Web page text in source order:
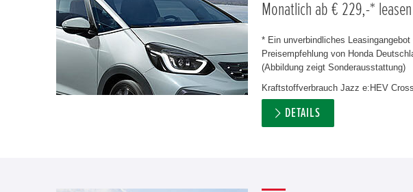
Monatlich ab € 229,-* leasen
* Ein unverbindliches
Preisempfehlung von Honda
(Abbildung zeigt Sonderausstattung)
Kraftstoffverbrauch Jazz e:HEV
DETAILS